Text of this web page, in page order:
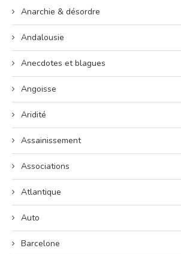
Anarchie & désordre
Andalousie
Anecdotes et blagues
Angoisse
Aridité
Assainissement
Associations
Atlantique
Auto
Barcelone